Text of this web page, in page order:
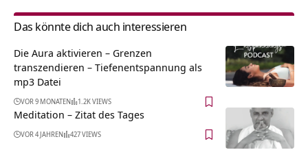
Das könnte dich auch interessieren
Die Aura aktivieren – Grenzen
transzendieren – Tiefenentspannung als
mp3 Datei
VOR 9 MONATEN 1.2K VIEWS
Meditation – Zitat des Tages
VOR 4 JAHREN 427 VIEWS